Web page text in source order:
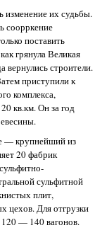
изменение их судьбы.
соорркение
поставить
грянула Великая
вернулись строители.
приступили к
комплекса,
кв.км. Он за год
— крупнейший из
20 фабрик
сульфитной
плит,
цехов. Для отгрузки
120 — 140 вагонов.